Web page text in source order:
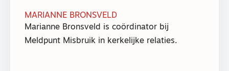
MARIANNE BRONSVELD
Marianne Bronsveld is coördinator bij
Meldpunt Misbruik in kerkelijke relaties.